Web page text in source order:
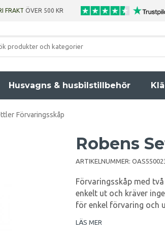
FRAKT ÖVER 500 KR
Husvagns & husbilstillbehör
Förvaringsskåp
Robens
ARTIKELNUMMER:
Förvaringsskåp med
enkelt ut och kräver
för enkel förvaring och
LÄS MER